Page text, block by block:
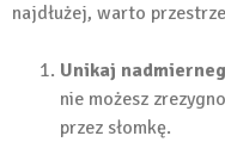
najdłużej, warto
Unikaj
nie możesz
przez słomkę.